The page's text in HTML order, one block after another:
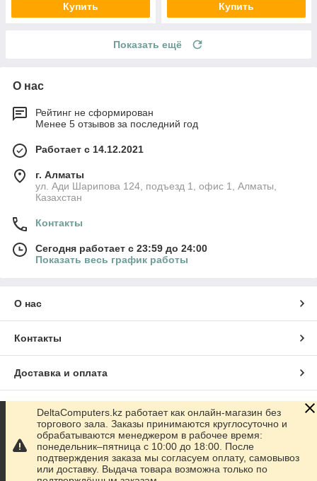
Купить Купить
Показать ещё
О нас
Рейтинг не сформирован
Менее 5 отзывов за последний год
Работает с 14.12.2021
г. Алматы
ул. Ади Шарипова 124, подъезд 1, офис 1, Алматы,
Казахстан
Контакты
Сегодня работает с 23:59 до 24:00
Показать весь график работы
О нас
Контакты
Доставка и оплата
График работы
Полная версия сайта
Сайт создан на маркетплейсе
DeltaComputers.kz работает как онлайн-магазин без
торгового зала. Заказы принимаются круглосуточно и
обрабатываются менеджером в рабочее время:
понедельник–пятница с 10:00 до 18:00. После
подтверждения заказа мы согласуем оплату, самовывоз
или доставку. Выдача товара возможна только по